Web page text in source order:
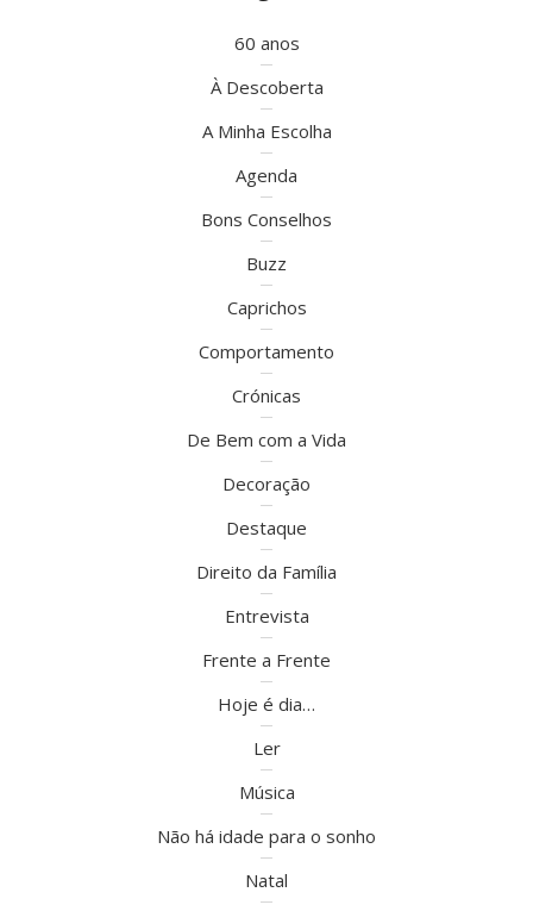
60 anos
À Descoberta
A Minha Escolha
Agenda
Bons Conselhos
Buzz
Caprichos
Comportamento
Crónicas
De Bem com a Vida
Decoração
Destaque
Direito da Família
Entrevista
Frente a Frente
Hoje é dia…
Ler
Música
Não há idade para o sonho
Natal